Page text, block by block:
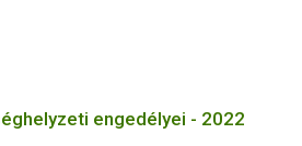
engedélyei - 2022